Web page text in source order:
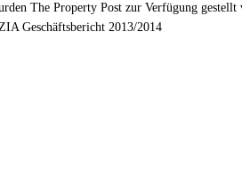
The Property Post zur Verfügung
Geschäftsbericht 2013/2014